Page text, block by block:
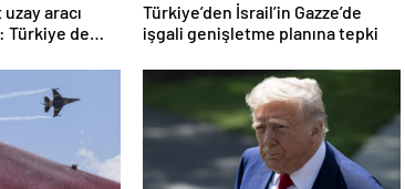
aracı
Türkiye de
Türkiye’den İsrail’in Gazze’de
işgali genişletme planına tepki